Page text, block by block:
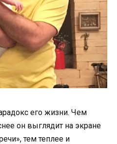
его жизни. Чем
он выглядит на экране
тем теплее и